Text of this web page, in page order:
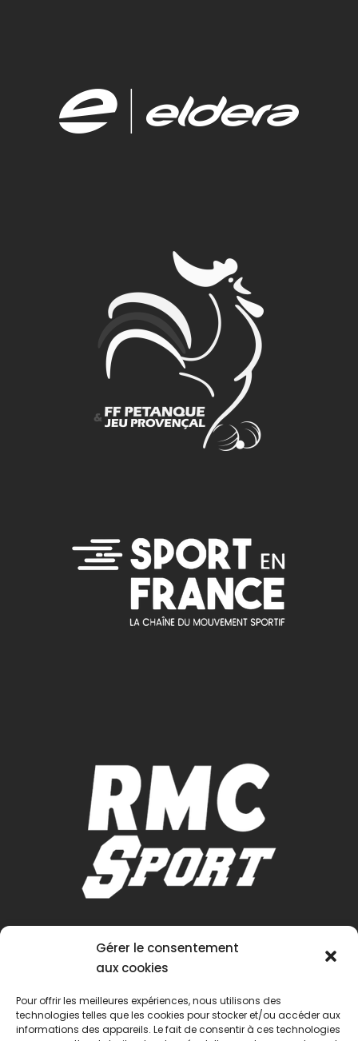
Gérer le consentement
aux cookies
Pour offrir les meilleures expériences, nous utilisons des
technologies telles que les cookies pour stocker et/ou accéder aux
informations des appareils. Le fait de consentir à ces technologies